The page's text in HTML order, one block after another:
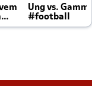
Ung vs.
#football